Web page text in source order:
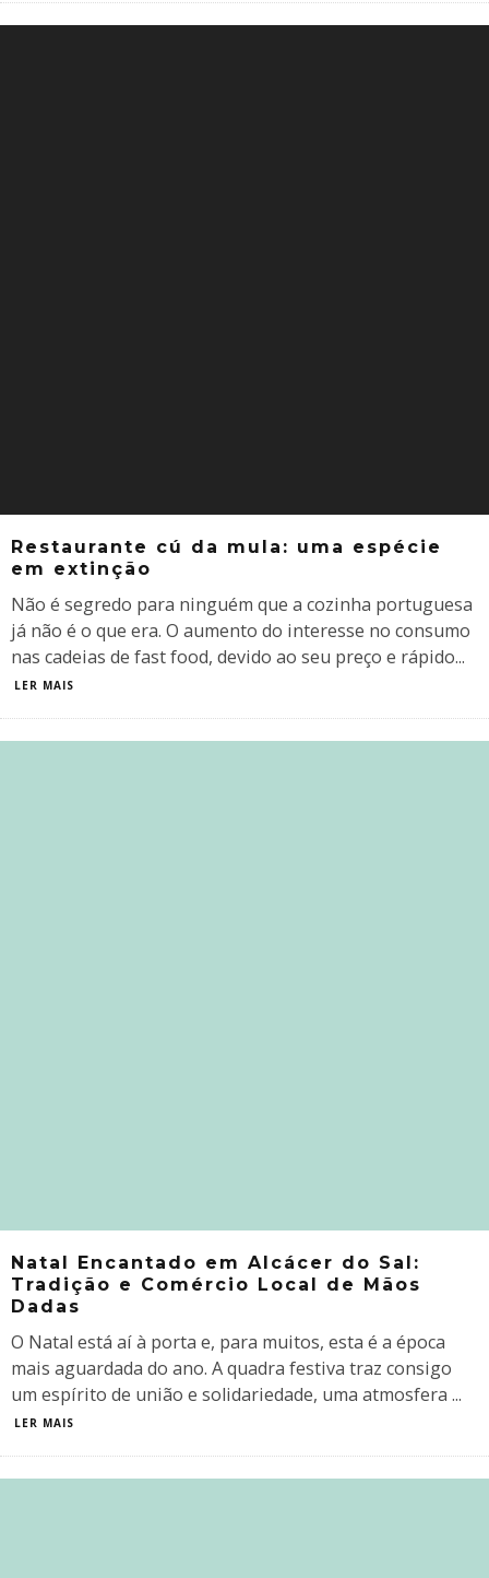
Restaurante cú da mula: uma espécie
em extinção
Não é segredo para ninguém que a cozinha portuguesa
já não é o que era. O aumento do interesse no consumo
nas cadeias de fast food, devido ao seu preço e rápido...
LER MAIS
Natal Encantado em Alcácer do Sal:
Tradição e Comércio Local de Mãos
Dadas
O Natal está aí à porta e, para muitos, esta é a época
mais aguardada do ano. A quadra festiva traz consigo
um espírito de união e solidariedade, uma atmosfera ...
LER MAIS